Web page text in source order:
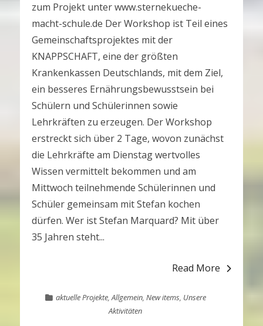
zum Projekt unter www.sternekueche-
macht-schule.de Der Workshop ist Teil eines
Gemeinschaftsprojektes mit der
KNAPPSCHAFT, eine der größten
Krankenkassen Deutschlands, mit dem Ziel,
ein besseres Ernährungsbewusstsein bei
Schülern und Schülerinnen sowie
Lehrkräften zu erzeugen. Der Workshop
erstreckt sich über 2 Tage, wovon zunächst
die Lehrkräfte am Dienstag wertvolles
Wissen vermittelt bekommen und am
Mittwoch teilnehmende Schülerinnen und
Schüler gemeinsam mit Stefan kochen
dürfen. Wer ist Stefan Marquard? Mit über
35 Jahren steht...
Read More
aktuelle Projekte,Allgemein, New items, Unsere
Aktivitäten